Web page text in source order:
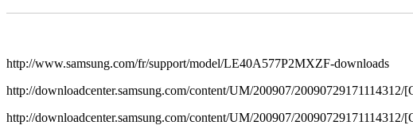
http://www.samsung.com/fr/support/model/LE40A577P2MXZF-downloads
http://downloadcenter.samsung.com/content/UM/200907/
http://downloadcenter.samsung.com/content/UM/200907/